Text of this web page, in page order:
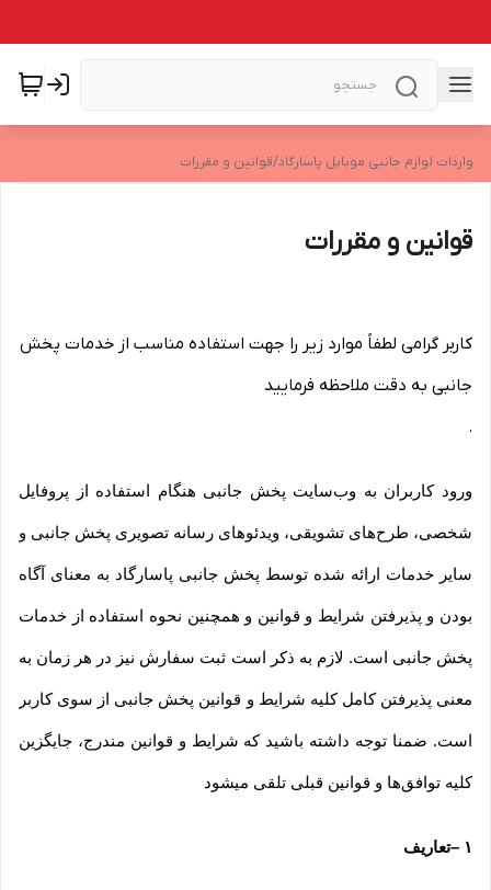
واردات لوازم جانبی موبایل پاسارگاد/قوانین و مقررات
قوانین و مقررات
کاربر گرامی لطفاً موارد زیر را جهت استفاده مناسب از خدمات پخش
جانبی به دقت ملاحظه فرمایید
.
ورود کاربران به وب‏‌سایت پخش جانبی هنگام استفاده از پروفایل
شخصی، طرح‏‌های تشویقی، ویدئوهای رسانه تصویری پخش جانبی و
سایر خدمات ارائه شده توسط پخش جانبی پاسارگاد به معنای آگاه
بودن و پذیرفتن شرایط و قوانین و همچنین نحوه استفاده از خدمات
پخش جانبی است. لازم به ذکر است ثبت سفارش نیز در هر زمان به
معنی پذیرفتن کامل کلیه شرایط و قوانین پخش جانبی از سوی کاربر
است. ضمنا توجه داشته باشید که شرایط و قوانین مندرج، جایگزین
کلیه توافق‏‌ها و قوانین قبلی تلقی میشود
۱ –تعاریف